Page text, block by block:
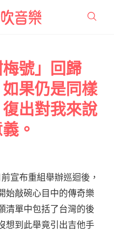
號」回歸
果仍是同樣
出對我來說
。
宣布重組舉辦巡迴後，
始敲碗心目中的傳奇樂
清單中包括了台灣的後
想到此舉竟引出吉他手